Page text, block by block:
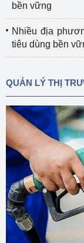
bền vững
Nhiều địa
tiêu dùng bền
QUẢN LÝ THỊ